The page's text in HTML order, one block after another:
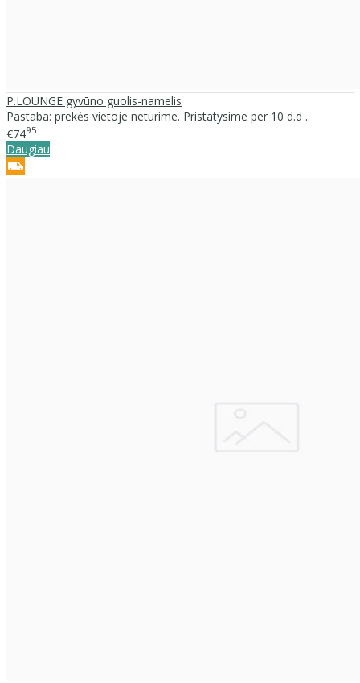
P.LOUNGE gyvūno guolis-namelis
Pastaba: prekės vietoje neturime. Pristatysime per 10 d.d ..
€7495
Daugiau